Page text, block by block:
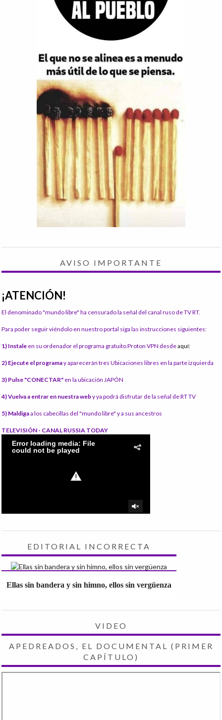
AVISO IMPORTANTE
¡ATENCIÓN!
El denominado "mundo libre" ha censurado la señal del canal ruso de TV RT.
Para poder seguir viéndolo en nuestro portal siga las instrucciones siguientes:
1) Instale en su ordenador el programa gratuito Proton VPN desdeaquí:
2) Ejecute el programay aparecerán tres Ubicaciones libres en la parte izquierda
3) Pulse "CONECTAR" en la ubicación JAPÓN
4) Vuelva a entrar en nuestra weby ya podrá disfrutar de la señal de RT TV
5) Maldigaa los cabecillas del "mundo libre" y a sus ancestros
TELEVISIÓN - CANAL RUSSIA TODAY
EDITORIAL INCORRECTA
Ellas sin bandera y sin himno, ellos sin vergüenza
VIDEO
APEDREADOS, EL DOCUMENTAL (PRIMER
CAPÍTULO)